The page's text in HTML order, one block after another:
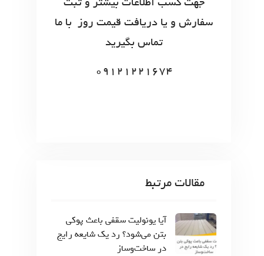
سفارش و یا دریافت قیمت روز با ما
تماس بگیرید
09121221674
مقالات مرتبط
آیا یونولیت سقفی باعث پوکی
بتن می‌شود؟ رد یک شایعه رایج
در ساخت‌وساز